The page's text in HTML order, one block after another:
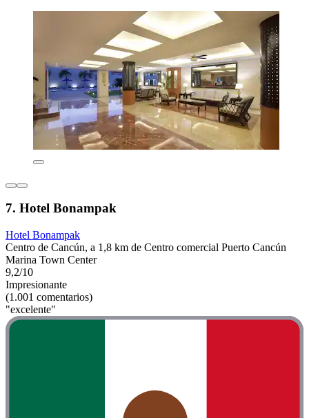
7. Hotel Bonampak
Hotel Bonampak
Centro de Cancún, a 1,8 km de Centro comercial Puerto Cancún
Marina Town Center
9,2/10
Impresionante
(1.001 comentarios)
"excelente"